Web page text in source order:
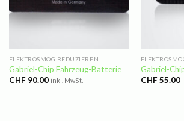
ELEKTROSMOG REDUZIEREN
Gabriel-Chip Fahrzeug-Batterie
CHF 90.00 inkl. MwSt.
Gabriel-
CHF 55.00